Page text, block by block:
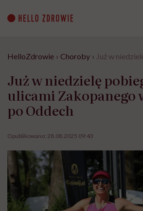
content
HelloZdrowie › Choroby › Już w
Już w niedzielę
ulicami Zakopanego
po Oddech
Opublikowano: 28.08.2025 09:43